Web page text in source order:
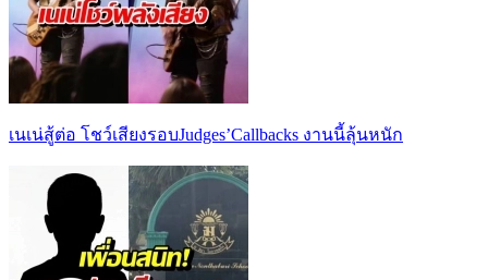
เนเน่สู้ต่อ โชว์เสียงรอบJudges’Callbacks งานนี้ลุ้นหนัก